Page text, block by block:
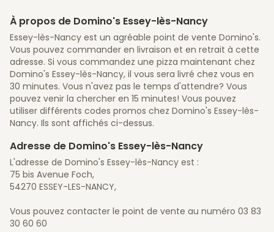
À propos de Domino's Essey-lès-Nancy
Essey-lès-Nancy est un agréable point de vente Domino's.
Vous pouvez commander en livraison et en retrait à cette
adresse. Si vous commandez une pizza maintenant chez
Domino's Essey-lès-Nancy, il vous sera livré chez vous en
30 minutes. Vous n'avez pas le temps d'attendre? Vous
pouvez venir la chercher en 15 minutes! Vous pouvez
utiliser différents codes promos chez Domino's Essey-lès-
Nancy. Ils sont affichés ci-dessus.
Adresse de Domino's Essey-lès-Nancy
L'adresse de Domino's Essey-lès-Nancy est :
75 bis Avenue Foch,
54270 ESSEY-LES-NANCY,
Vous pouvez contacter le point de vente au numéro 03 83
30 60 60